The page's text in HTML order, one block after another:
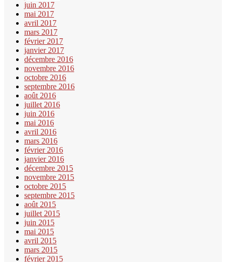
juin 2017
mai 2017
avril 2017
mars 2017
février 2017
janvier 2017
décembre 2016
novembre 2016
octobre 2016
septembre 2016
août 2016
juillet 2016
juin 2016
mai 2016
avril 2016
mars 2016
février 2016
janvier 2016
décembre 2015
novembre 2015
octobre 2015
septembre 2015
août 2015
juillet 2015
juin 2015
mai 2015
avril 2015
mars 2015
février 2015